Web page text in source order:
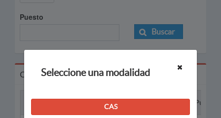
Puesto
Buscar
Convocatorias
Puesto
Seleccione una modalidad
CAS